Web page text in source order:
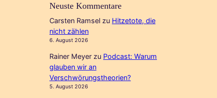
Neuste Kommentare
Carsten Ramsel zu Hitzetote, die
nicht zählen
6. August 2026
Rainer Meyer zu Podcast: Warum
glauben wir an
Verschwörungstheorien?
5. August 2026